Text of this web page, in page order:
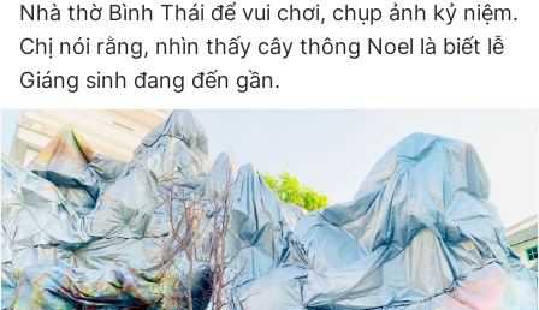
Nhà thờ Bình Thái để vui chơi, chụp ảnh kỷ niệm.
Chị nói rằng, nhìn thấy cây thông Noel là biết lễ
Giáng sinh đang đến gần.